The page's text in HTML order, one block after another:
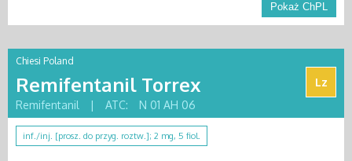
Pokaż ChPL
Chiesi Poland
Remifentanil Torrex
Lz
Remifentanil
| ATC: N 01 AH 06
inf./inj. [prosz. do przyg. roztw.]; 2 mg, 5 fiol.